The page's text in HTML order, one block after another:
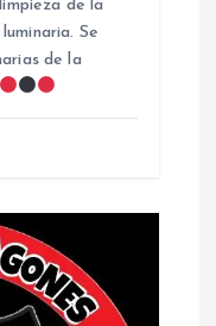
de la
Se
de la